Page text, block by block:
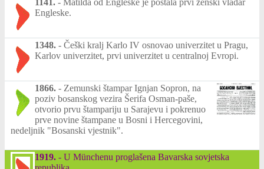
1141. - Matilda od Engleske je postala prvi ženski vladar
Engleske.
1348. - Češki kralj Karlo IV osnovao univerzitet u Pragu,
Karlov univerzitet, prvi univerzitet u centralnoj Evropi.
1866. - Zemunski štampar Ignjan Sopron, na
poziv bosanskog vezira Šerifa Osman-paše,
otvorio prvu štampariju u Sarajevu i pokrenuo
prve novine štampane u Bosni i Hercegovini,
nedeljnik "Bosanski vjestnik".
1919. - U Münchenu proglašena Bavarska sovjetska